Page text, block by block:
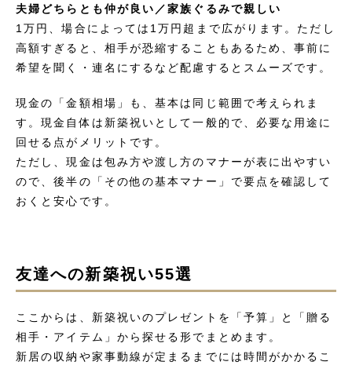
夫婦どちらとも仲が良い／家族ぐるみで親しい
1万円、場合によっては1万円超まで広がります。ただし
高額すぎると、相手が恐縮することもあるため、事前に
希望を聞く・連名にするなど配慮するとスムーズです。
現金の「金額相場」も、基本は同じ範囲で考えられま
す。現金自体は新築祝いとして一般的で、必要な用途に
回せる点がメリットです。
ただし、現金は包み方や渡し方のマナーが表に出やすい
ので、後半の「その他の基本マナー」で要点を確認して
おくと安心です。
友達への新築祝い55選
ここからは、新築祝いのプレゼントを「予算」と「贈る
相手・アイテム」から探せる形でまとめます。
新居の収納や家事動線が定まるまでには時間がかかるこ